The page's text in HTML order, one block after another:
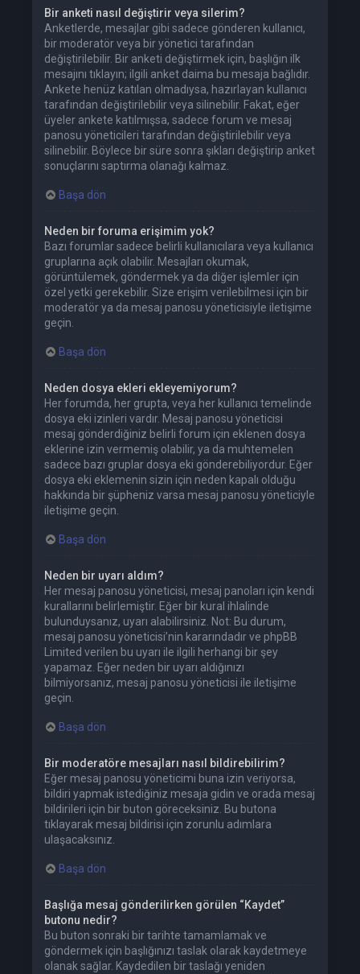
Bir anketi nasıl değiştirir veya silerim?
Anketlerde, mesajlar gibi sadece gönderen kullanıcı,
bir moderatör veya bir yönetici tarafından
değiştirilebilir. Bir anketi değiştirmek için, başlığın ilk
mesajını tıklayın; ilgili anket daima bu mesaja bağlıdır.
Ankete henüz katılan olmadıysa, hazırlayan kullanıcı
tarafından değiştirilebilir veya silinebilir. Fakat, eğer
üyeler ankete katılmışsa, sadece forum ve mesaj
panosu yöneticileri tarafından değiştirilebilir veya
silinebilir. Böylece bir süre sonra şıkları değiştirip anket
sonuçlarını saptırma olanağı kalmaz.
Başa dön
Neden bir foruma erişimim yok?
Bazı forumlar sadece belirli kullanıcılara veya kullanıcı
gruplarına açık olabilir. Mesajları okumak,
görüntülemek, göndermek ya da diğer işlemler için
özel yetki gerekebilir. Size erişim verilebilmesi için bir
moderatör ya da mesaj panosu yöneticisiyle iletişime
geçin.
Başa dön
Neden dosya ekleri ekleyemiyorum?
Her forumda, her grupta, veya her kullanıcı temelinde
dosya eki izinleri vardır. Mesaj panosu yöneticisi
mesaj gönderdiğiniz belirli forum için eklenen dosya
eklerine izin vermemiş olabilir, ya da muhtemelen
sadece bazı gruplar dosya eki gönderebiliyordur. Eğer
dosya eki eklemenin sizin için neden kapalı olduğu
hakkında bir şüpheniz varsa mesaj panosu yöneticiyle
iletişime geçin.
Başa dön
Neden bir uyarı aldım?
Her mesaj panosu yöneticisi, mesaj panoları için kendi
kurallarını belirlemiştir. Eğer bir kural ihlalinde
bulunduysanız, uyarı alabilirsiniz. Not: Bu durum,
mesaj panosu yöneticisi’nin kararındadır ve phpBB
Limited verilen bu uyarı ile ilgili herhangi bir şey
yapamaz. Eğer neden bir uyarı aldığınızı
bilmiyorsanız, mesaj panosu yöneticisi ile iletişime
geçin.
Başa dön
Bir moderatöre mesajları nasıl bildirebilirim?
Eğer mesaj panosu yöneticimi buna izin veriyorsa,
bildiri yapmak istediğiniz mesaja gidin ve orada mesaj
bildirileri için bir buton göreceksiniz. Bu butona
tıklayarak mesaj bildirisi için zorunlu adımlara
ulaşacaksınız.
Başa dön
Başlığa mesaj gönderilirken görülen “Kaydet”
butonu nedir?
Bu buton sonraki bir tarihte tamamlamak ve
göndermek için başlığınızı taslak olarak kaydetmeye
olanak sağlar. Kaydedilen bir taslağı yeniden